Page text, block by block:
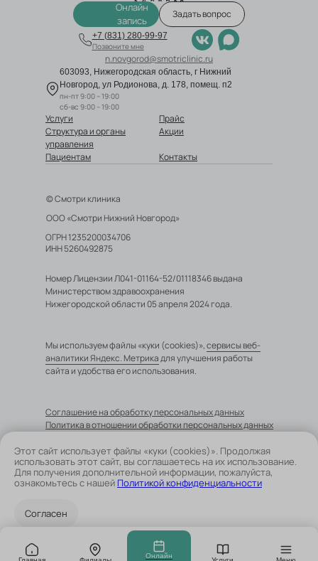
Онлайн
Онлайн
запись
Задать вопрос
+7 (831) 280-99-97
Позвоните мне
n.novgorod@smotriclinic.ru
603093, Нижегородская область, г Нижний
Новгород, ул Родионова, д. 178, помещ. п2
пн-пт 9:00 – 19:00
сб-вс 9:00 – 19:00
Услуги
Прайс
Структура и органы
управления
Акции
Пациентам Контакты
Размещенные на сайте данные не являются публичной
офертой и носят информационный характер
Номер Лицензии Л041-01164-52/01118346 выдана
Министерством здравоохранения
Нижегородской области 05 апреля 2024 года.
ИМЕЮТСЯ
ПРОТИВОПОКАЗАНИЯ.
ООО «Смотри Нижний Новгород»
© Смотри клиника
ОГРН 1235200034706
ИНН 5260492875
Cоглашение на обработку персональных данных
Политика в отношении обработки персональных данных
Мы используем файлы «куки (cookies)»,сервисы веб-
аналитики Яндекс. Метрикадля улучшения работы
сайта и удобства его использования.
Этот сайт использует файлы «куки (cookies)». Продолжая
использовать этот сайт, вы соглашаетесь на их использование.
Для получения дополнительной информации, пожалуйста,
ознакомьтесь с нашей Политикой конфиденциальности
Согласен